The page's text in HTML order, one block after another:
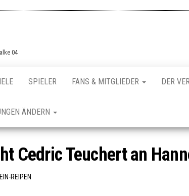
04
SPIELER FANS & MITGLIEDER DER
ÄNDERN
Cedric Teuchert an
REIPEN